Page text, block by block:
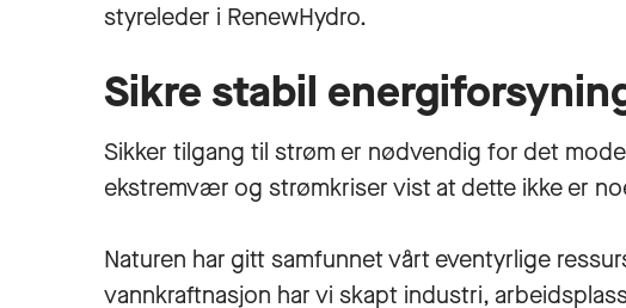
styreleder i RenewHydro.
Sikre stabil
Sikker tilgang til strøm er nødvendig for det
ekstremvær og strømkriser vist at dette ikke er
Naturen har gitt samfunnet vårt eventyrlige
vannkraftnasjon har vi skapt industri,